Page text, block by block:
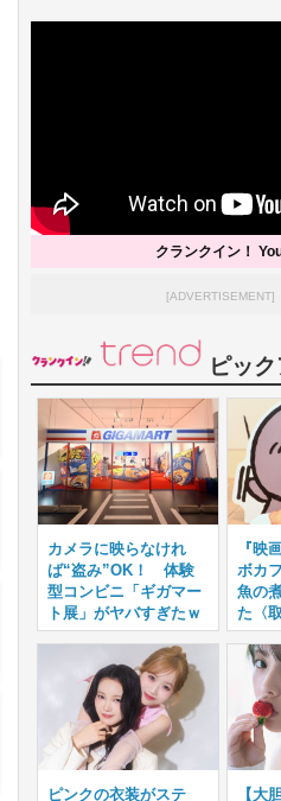
クランクイン！
[ADVERTISEMENT]
ピッ
カメラに映らなけれ
ば“盗み”OK！ 体験
型コンビニ「ギガマー
ト展」がヤバすぎたｗ
『映
ボカ
魚の
た〈
ピンクの衣装がステ 【大